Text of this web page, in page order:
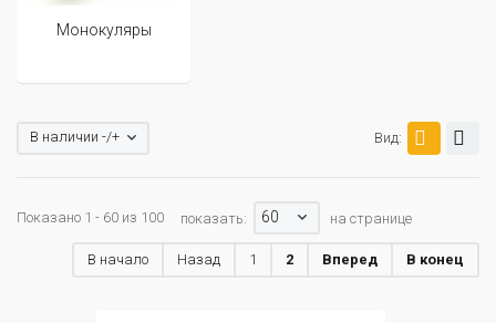
Монокуляры
Вид:
В наличии -/+
Показано 1 - 60 из 100 показать: 60 на странице
В начало Назад 1 2 Вперед В конец